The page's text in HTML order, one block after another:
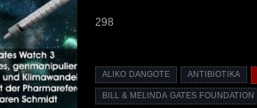
298
ALIKO DANGOTE ANTIBIOTIKA
BILL & MELINDA GATES FOUNDATION